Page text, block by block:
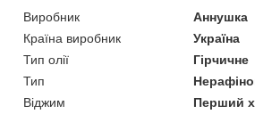
Виробник
Аннушка
Країна виробник
Україна
Тип олії
Гірчичне
Тип
Віджим
Перший